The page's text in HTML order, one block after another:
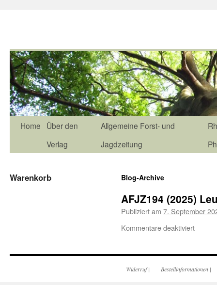
Home
Über den
Verlag
Allgemeine Forst- und
Jagdzeitung
Blog-Archive
AFJZ194 (2025)
Publiziert am 7. September
Kommentare deaktiviert
Warenkorb
Widerruf| Bestellinformationen |